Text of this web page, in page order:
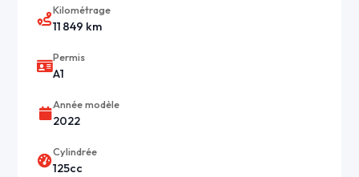
Kilométrage
11 849 km
Permis
A1
Année modèle
2022
Cylindrée
125cc